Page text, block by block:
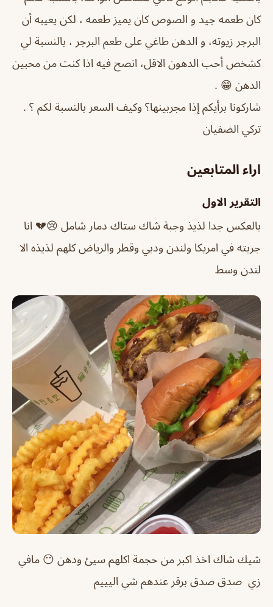
كان طعمه جيد و الصوص كان يميز طعمه ، لكن يعيبه أن
البرجر زيوته، و الدهن طاغي على طعم البرجر ، بالنسبة لي
كشخص أحب الدهون الاقل، انصح فيه اذا كنت من محبين
الدهن 😁 .
شاركونا برأيكم إذا مجربينها؟ وكيف السعر بالنسبة لكم ؟ .
تركي الضفيان
اراء المتابعين
التقرير الاول
بالعكس جدا لذيذ وجبة شاك ستاك دمار شامل 😢💔 انا
جربته في امريكا ولندن ودبي وقطر والرياض كلهم لذيذه الا
لندن وسط
شيك شاك اخذ اكبر من حجمة اكلهم سيئ ودهن 😶 مافي
زي صدق صدق برقر عندهم شي اليييم